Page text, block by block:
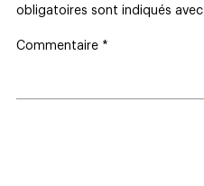
obligatoires sont indiqués avec
Commentaire *